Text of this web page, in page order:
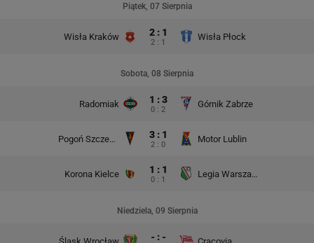
Piątek, 07 Sierpnia
Wisła Kraków 2 : 1
2 : 1
Wisła Płock
Sobota, 08 Sierpnia
Radomiak 1 : 3
0 : 2
Górnik Zabrze
Pogoń Szczecin 3 : 1
2 : 0
Motor Lublin
Korona Kielce 1 : 1
0 : 1
Legia Warszawa
Niedziela, 09 Sierpnia
- : -